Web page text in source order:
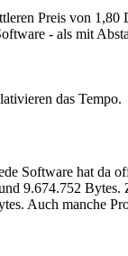
Preis von
- als mit
das Tempo.
Software hat da
9.674.752
Auch manche